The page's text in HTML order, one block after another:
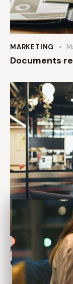
MARKETING
Documents
MARKETING
Quality